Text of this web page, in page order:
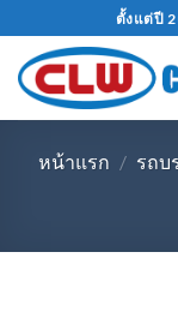
ไป
เนื้อหา
ตั้งแต่ปี
หน้าแรก / รถบ